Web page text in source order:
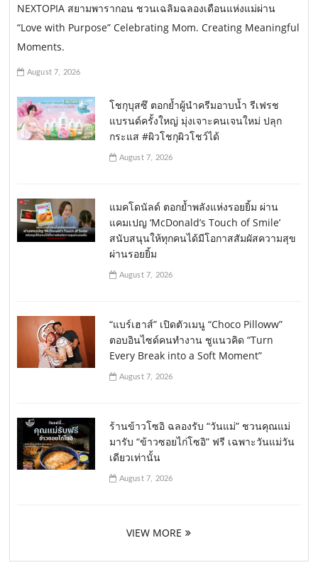
NEXTOPIA สยามพารากอน ชวนเฉลิมฉลองเดือนแห่งแม่ผ่าน
“Love with Purpose” Celebrating Mom. Creating Meaningful
Moments.
August 7, 2026
โชกุบุสซึ ตอกย้ำผู้นำครีมอาบน้ำ รีเฟรช
แบรนด์ครั้งใหญ่ มุ่งเจาะคนเจนใหม่ ปลุก
กระแส #ผิวโชกุผิวโชว์ได้
August 7, 2026
แมคโดนัลด์ ตอกย้ำพลังแห่งรอยยิ้ม ผ่าน
แคมเปญ ‘McDonald’s Touch of Smile’
สนับสนุนให้ทุกคนได้มีโอกาสสัมผัสความสุข
ผ่านรอยยิ้ม
August 7, 2026
“แบร์เฮาส์” เปิดตัวเมนู “Choco Pilloww”
ตอบอินไซด์คนทำงาน ชูแนวคิด “Turn
Every Break into a Soft Moment”
August 7, 2026
ร้านข้าวโซอิ ฉลองรับ “วันแม่” ชวนคุณแม่
มารับ “ข้าวซอยไก่โซอิ” ฟรี เฉพาะวันแม่วัน
เดียวเท่านั้น
August 7, 2026
VIEW MORE